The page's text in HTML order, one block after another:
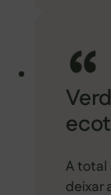
A total
deixar